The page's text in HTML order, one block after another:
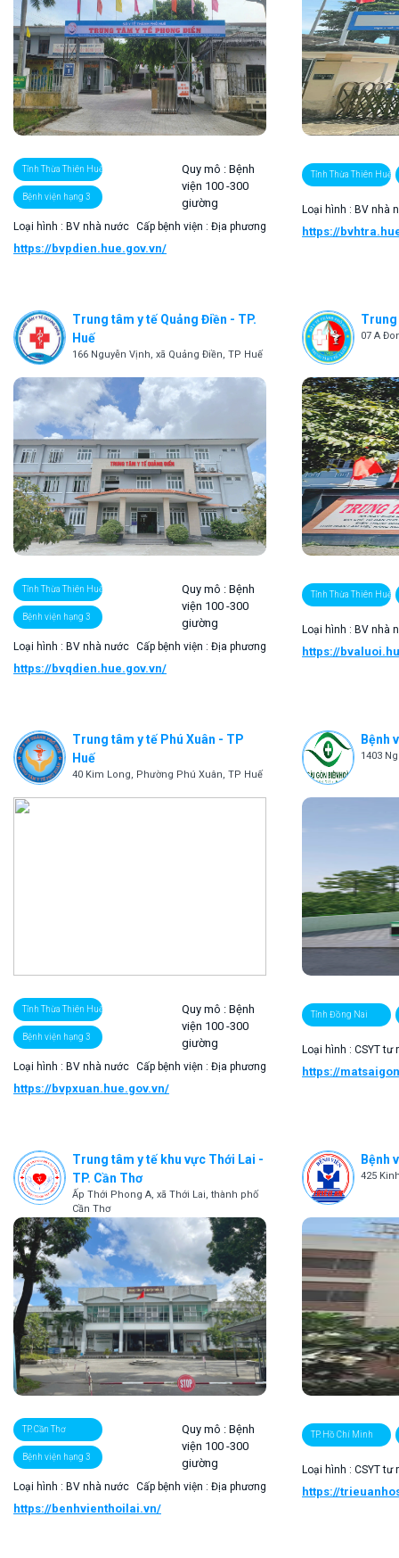
Tỉnh Thừa Thiên Huế
Bệnh viện hạng 3
Quy mô :Bệnh
viện 100 -300
giường
Loại hình : BV nhà nước Cấp bệnh viện : Địa phương
https://bvpdien.hue.gov.vn/
Tỉnh Thừa Thiên Huế
Loại hình : BV nhà
https://
Trung tâm y tế Quảng Điền - TP.
Huế
166 Nguyễn Vịnh, xã Quảng Điền, TP Huế
Tỉnh Thừa Thiên Huế
Bệnh viện hạng 3
Quy mô :Bệnh
viện 100 -300
giường
Loại hình : BV nhà nước Cấp bệnh viện : Địa phương
https://bvqdien.hue.gov.vn/
Trung
07 A
Tỉnh Thừa Thiên Huế
Loại hình : BV nhà
https://
Trung tâm y tế Phú Xuân - TP
Huế
40 Kim Long, Phường Phú Xuân, TP Huế
Tỉnh Thừa Thiên Huế
Bệnh viện hạng 3
Quy mô :Bệnh
viện 100 -300
giường
Loại hình : BV nhà nước Cấp bệnh viện : Địa phương
https://bvpxuan.hue.gov.vn/
Bệnh
1403
Tỉnh Đồng Nai
Loại hình : CSYT tư
https://
Trung tâm y tế khu vực Thới Lai -
TP. Cần Thơ
Ấp Thới Phong A, xã Thới Lai, thành phố
Cần Thơ
TP. Cần Thơ
Bệnh viện hạng 3
Quy mô :Bệnh
viện 100 -300
giường
Loại hình : BV nhà nước Cấp bệnh viện : Địa phương
https://benhvienthoilai.vn/
Bệnh
425
TP. Hồ Chí Minh
Loại hình : CSYT tư
https://